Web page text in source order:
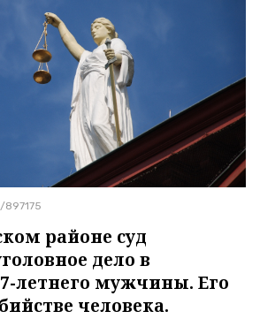
районе суд
дело в
летнего мужчины. Его
человека.